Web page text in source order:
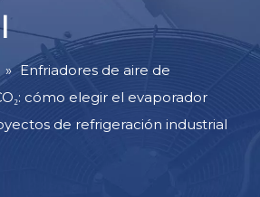
» Enfriadores de aire de
cómo elegir el evaporador
de refrigeración industrial